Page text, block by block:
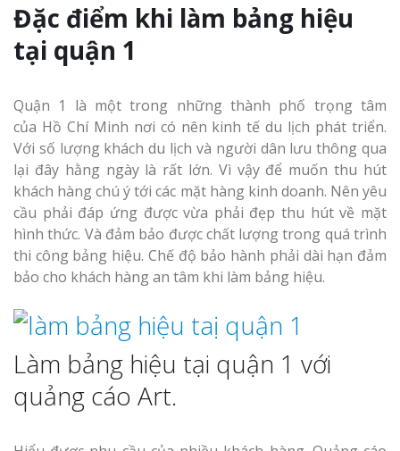
Đặc điểm khi làm bảng hiệu
tại quận 1
Quận 1 là một trong những thành phố trọng tâm
của Hồ Chí Minh nơi có nên kinh tế du lịch phát triển.
Với số lượng khách du lịch và người dân lưu thông qua
lại đây hằng ngày là rất lớn. Vì vậy để muốn thu hút
khách hàng chú ý tới các mặt hàng kinh doanh. Nên yêu
cầu phải đáp ứng được vừa phải đẹp thu hút về mặt
hình thức. Và đảm bảo được chất lượng trong quá trình
thi công bảng hiệu. Chế độ bảo hành phải dài hạn đảm
bảo cho khách hàng an tâm khi làm bảng hiệu.
Làm bảng hiệu tại quận 1 với
quảng cáo Art.